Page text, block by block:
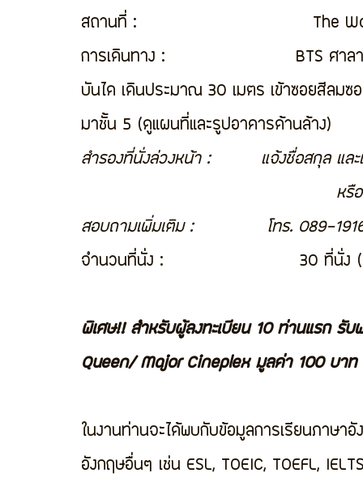
สถานที่ :                               The
การเดินทาง :                       BTS ศาลา
บันได เดินประมาณ 30 เมตร เข้าซอยสีลม
มาชั้น 5 (ดูแผนที่และรูปอาคารด้านล้าง)
สำรองที่นั่งล่วงหน้า :         แจ้งชื่อสกุล แล
สอบถามเพิ่มเติม :             โทร. 089-
จำนวนที่นั่ง :                        30 ที่นั่ง (
พิเศษ!! สำหรับผู้ลงทะเบียน 10 ท่านแรก
Queen/ Major Cineplex มูลค่า 100 บาท
ในงานท่านจะได้พบกับข้อมูลการเรียนภาษา
อังกฤษอื่นๆ เช่น ESL, TOEIC, TOEFL,